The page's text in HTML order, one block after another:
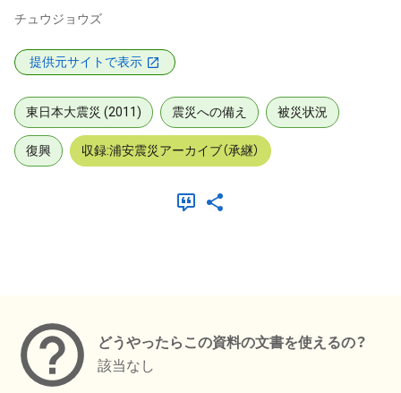
チュウジョウズ
提供元サイトで表示
東日本大震災 (2011) 震災への備え 被災状況
復興 収録:浦安震災アーカイブ（承継）
どうやったらこの資料の文書を使えるの？
該当なし